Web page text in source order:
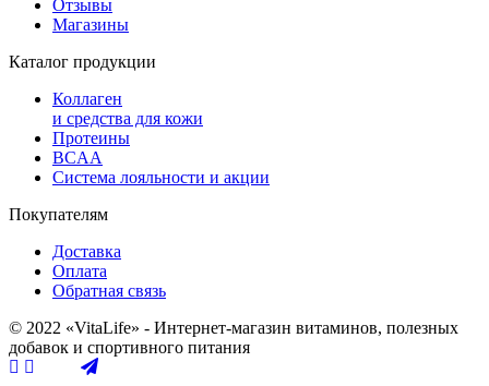
Отзывы
Магазины
Каталог продукции
Коллаген
и средства для кожи
Протеины
BCAA
Система лояльности и акции
Покупателям
Доставка
Оплата
Обратная связь
© 2022 «VitaLife» - Интернет-магазин витаминов, полезных
добавок и спортивного питания